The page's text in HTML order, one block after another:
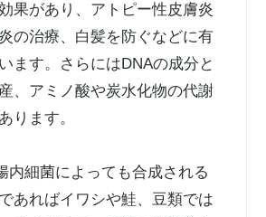
果があり、アトピー性皮膚炎
の治療、白髪を防ぐなどに有
ます。さらにはDNAの成分と
、アミノ酸や炭水化物の代謝
ります。
内細菌によっても合成される
あればイワシや鮭、豆類では